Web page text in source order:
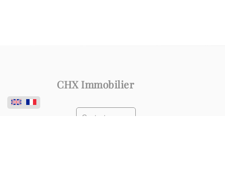
CHX Immobilier
Contactez-nous